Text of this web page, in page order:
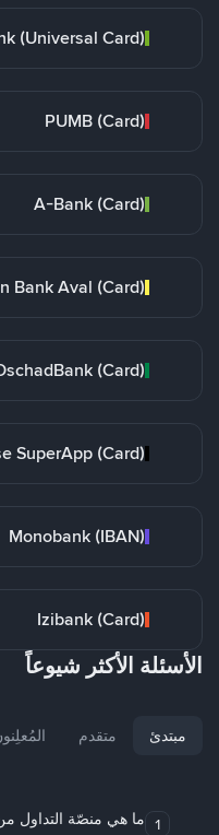
(Universal Card)
PUMB (Card)
A-Bank (Card)
Bank Aval (Card)
(Card)
SuperApp (Card)
Monobank (IBAN)
Izibank (Card)
الأسئلة الأكثر شيوعاً
مبتدئ متقدم
1 ما هي منصّة